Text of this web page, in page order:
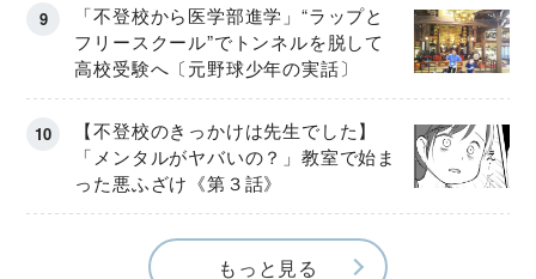
「不登校から医学部進学」“ラップと
フリースクール”でトンネルを脱して
高校受験へ〔元野球少年の実話〕
【不登校のきっかけは先生でした】
「メンタルがヤバいの？」教室で始ま
った悪ふざけ《第３話》
もっと見る